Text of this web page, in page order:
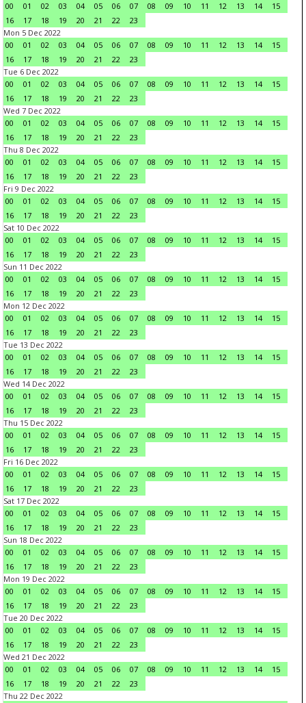
00
01 02 03 04 05 06 07 08 09 10 11 12 13 14
15
16
17 18 19 20 21 22
23
Mon 5 Dec 2022
00
01 02 03 04 05 06 07 08 09 10 11 12 13 14
15
16
17 18 19 20 21 22
23
Tue 6 Dec 2022
00
01 02 03 04 05 06 07 08 09 10 11 12 13 14
15
16
17 18 19 20 21 22
23
Wed 7 Dec 2022
00
01 02 03 04 05 06 07 08 09 10 11 12 13 14
15
16
17 18 19 20 21 22
23
Thu 8 Dec 2022
00
01 02 03 04 05 06 07 08 09 10 11 12 13 14
15
16
17 18 19 20 21 22
23
Fri 9 Dec 2022
00
01 02 03 04 05 06 07 08 09 10 11 12 13 14
15
16
17 18 19 20 21 22
23
Sat 10 Dec 2022
00
01 02 03 04 05 06 07 08 09 10 11 12 13 14
15
16
17 18 19 20 21 22
23
Sun 11 Dec 2022
00
01 02 03 04 05 06 07 08 09 10 11 12 13 14
15
16
17 18 19 20 21 22
23
Mon 12 Dec 2022
00
01 02 03 04 05 06 07 08 09 10 11 12 13 14
15
16
17 18 19 20 21 22
23
Tue 13 Dec 2022
00
01 02 03 04 05 06 07 08 09 10 11 12 13 14
15
16
17 18 19 20 21 22
23
Wed 14 Dec 2022
00
01 02 03 04 05 06 07 08 09 10 11 12 13 14
15
16
17 18 19 20 21 22
23
Thu 15 Dec 2022
00
01 02 03 04 05 06 07 08 09 10 11 12 13 14
15
16
17 18 19 20 21 22
23
Fri 16 Dec 2022
00
01 02 03 04 05 06 07 08 09 10 11 12 13 14
15
16
17 18 19 20 21 22
23
Sat 17 Dec 2022
00
01 02 03 04 05 06 07 08 09 10 11 12 13 14
15
16
17 18 19 20 21 22
23
Sun 18 Dec 2022
00
01 02 03 04 05 06 07 08 09 10 11 12 13 14
15
16
17 18 19 20 21 22
23
Mon 19 Dec 2022
00
01 02 03 04 05 06 07 08 09 10 11 12 13 14
15
16
17 18 19 20 21 22
23
Tue 20 Dec 2022
00
01 02 03 04 05 06 07 08 09 10 11 12 13 14
15
16
17 18 19 20 21 22
23
Wed 21 Dec 2022
00
01 02 03 04 05 06 07 08 09 10 11 12 13 14
15
16
17 18 19 20 21 22
23
Thu 22 Dec 2022